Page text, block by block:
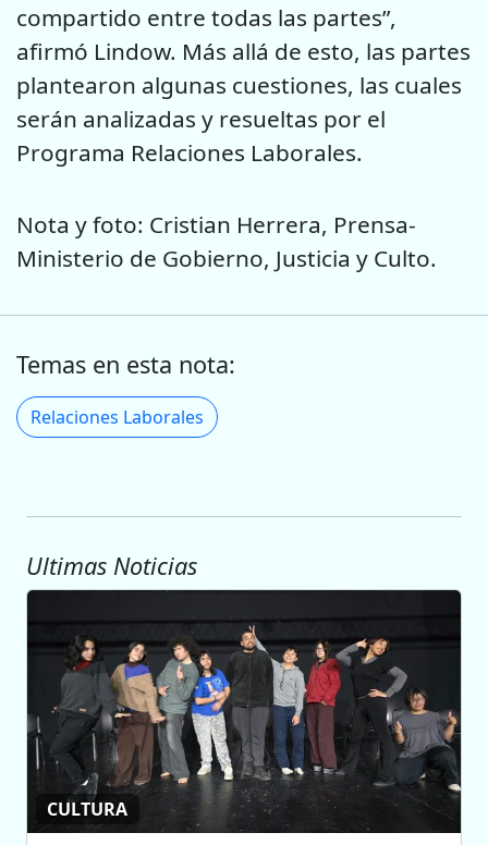
compartido entre todas las partes”,
afirmó Lindow. Más allá de esto, las partes
plantearon algunas cuestiones, las cuales
serán analizadas y resueltas por el
Programa Relaciones Laborales.
Nota y foto: Cristian Herrera, Prensa-
Ministerio de Gobierno, Justicia y Culto.
Temas en esta nota:
Relaciones Laborales
Ultimas Noticias
CULTURA